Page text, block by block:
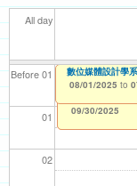
All day
Before 01
01
02
【資網處】
整合系統～表單
12/31/2027
我愛銘傳我愛養
校區)
09/30/2025
【財
11/
【財
11/
114
04/
114
02/
數位媒體設計學
08/01/2025 to